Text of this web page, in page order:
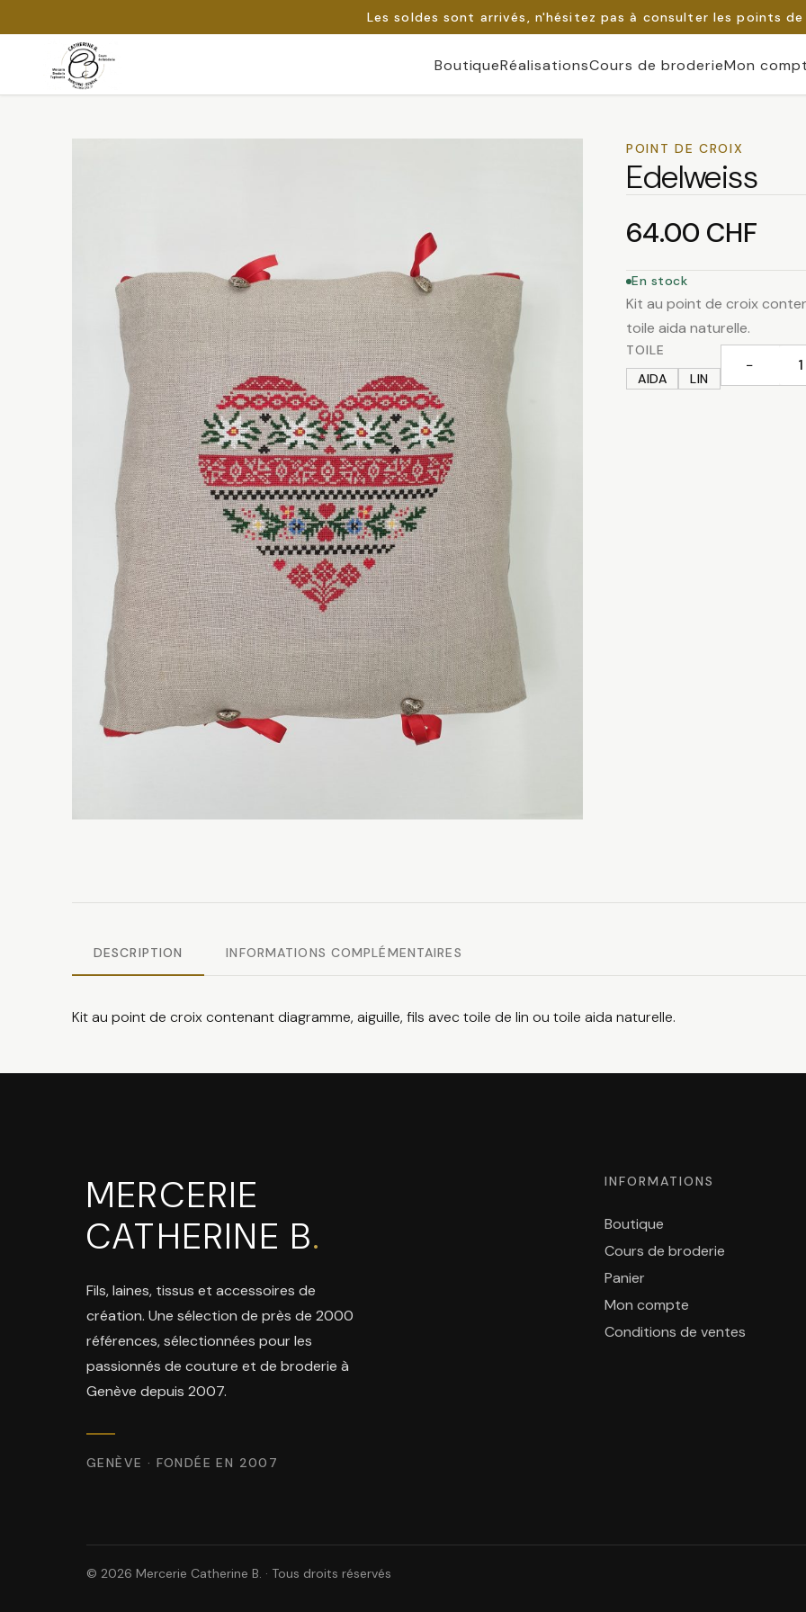
Les soldes sont arrivés, n'hésitez pas à consulter les points
Passer
BoutiqueRéalisationsCours de broderieMon
POINT DE CROIX
Edelweiss
64.00 CHF
En stock
Kit au point de croix
toile aida naturelle.
TOILE
AIDA
LIN
−
DESCRIPTION INFORMATIONS COMPLÉMENTAIRES
Kit au point de croix contenant diagramme, aiguille, fils avec toile de lin ou toile aida naturelle.
MERCERIE
CATHERINE B.
Fils, laines, tissus et accessoires de
création. Une sélection de près de 2000
références, sélectionnées pour les
passionnés de couture et de broderie à
Genève depuis 2007.
GENÈVE · FONDÉE EN 2007
INFORMATIONS
Boutique
Cours de broderie
Panier
Mon compte
Conditions de ventes
© 2026 Mercerie Catherine B. · Tous droits réservés